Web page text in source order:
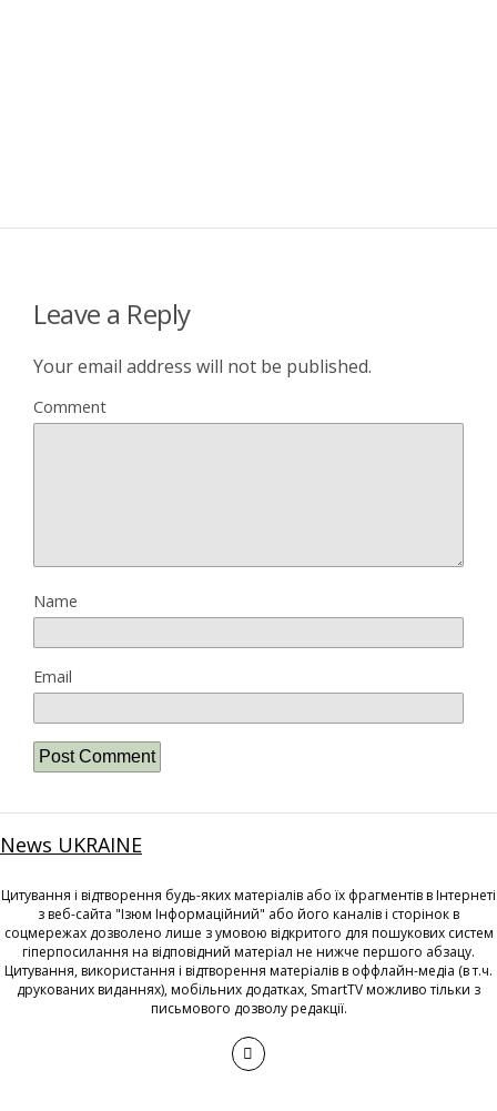
Leave a Reply
Your email address will not be published.
Comment
Name
Email
News UKRAINE
Цитування і відтворення будь-яких матеріалів або їх фрагментів в Інтернеті
з веб-сайта "Ізюм Інформаційний" або його каналів і сторінок в
соцмережах дозволено лише з умовою відкритого для пошукових систем
гіперпосилання на відповідний матеріал не нижче першого абзацу.
Цитування, використання і відтворення матеріалів в оффлайн-медіа (в т.ч.
друкованих виданнях), мобільних додатках, SmartTV можливо тільки з
письмового дозволу редакції.